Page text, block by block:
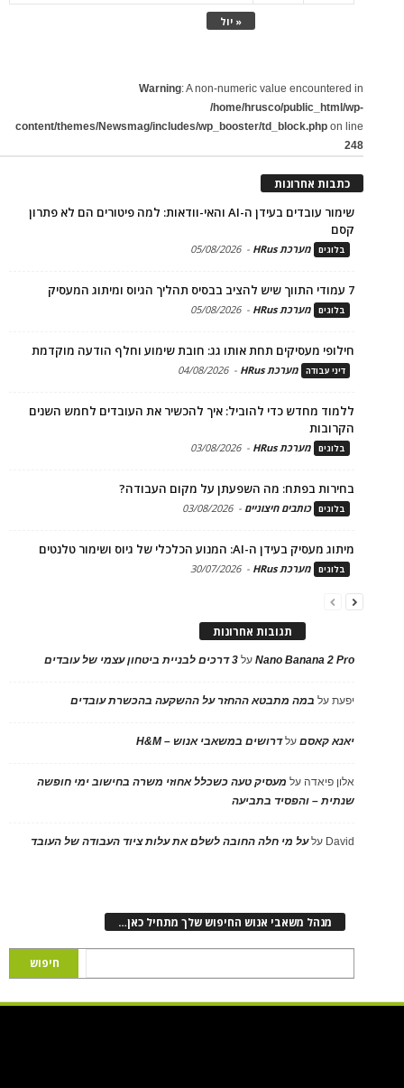
« יול
Warning: A non-numeric value encountered in
/home/hrusco/public_html/wp-
content/themes/Newsmag/includes/wp_booster/td_block.php on line
248
כתבות אחרונות
שימור עובדים בעידן ה-AI והאי-וודאות: למה פיטורים הם לא פתרון
קסם
בלוגים מערכת HRus -
05/08/2026
7 עמודי התווך שיש להציב בבסיס תהליך הגיוס ומיתוג המעסיק
בלוגים מערכת HRus -
05/08/2026
חילופי מעסיקים תחת אותו גג: חובת שימוע וחלף הודעה מוקדמת
דיני עבודה מערכת HRus -
04/08/2026
ללמוד מחדש כדי להוביל: איך להכשיר את העובדים לחמש השנים
הקרובות
בלוגים מערכת HRus -
03/08/2026
בחירות בפתח: מה השפעתן על מקום העבודה?
בלוגים כותבים חיצוניים -
03/08/2026
מיתוג מעסיק בעידן ה-AI: המנוע הכלכלי של גיוס ושימור טלנטים
בלוגים מערכת HRus -
30/07/2026
תגובות אחרונות
Nano Banana 2 Proעל 3 דרכים לבניית ביטחון עצמי של עובדים
יפעתעל במה מתבטא ההחזר על ההשקעה בהכשרת עובדים
יאנא קאסםעלדרושים במשאבי אנוש – H&M
אלון פיאדה על מעסיק טעה כשכלל אחוזי משרה בחישוב ימי חופשה
שנתית – והפסיד בתביעה
David עלעל מי חלה החובה לשלם את עלות ציוד העבודה של העובד
מנהל משאבי אנוש החיפוש שלך מתחיל כאן…